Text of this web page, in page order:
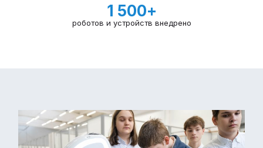
1 500+
роботов и устройств внедрено